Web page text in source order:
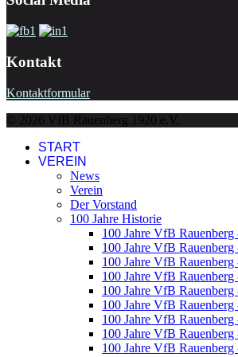
Kontakt
Kontaktformular
© 2026 VfB Rauenberg 1920 e.V.
START
VEREIN
News
Verein
Der Vorstand
100 Jahre Historie
100 Jahre VfB
100 Jahre VfB
100 Jahre VfB
100 Jahre VfB
100 Jahre VfB
100 Jahre VfB
100 Jahre VfB
100 Jahre VfB Rauenberg
100 Jahre VfB Rauenberg